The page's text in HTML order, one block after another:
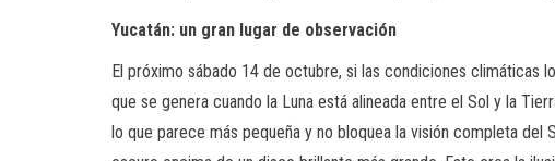
Yucatán: un gran lugar de observación
El próximo sábado 14 de octubre, si las condiciones climáticas
que se genera cuando la Luna está alineada entre el Sol y la
lo que parece más pequeña y no bloquea la visión completa del